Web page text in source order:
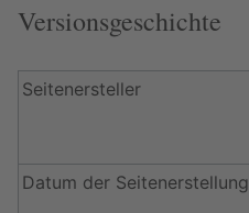
Versionsgeschichte
Seitenersteller
Datum der Seitenerstellung